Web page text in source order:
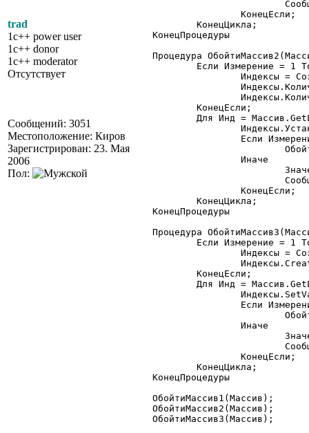
trad
1c++ power user
1c++ donor
1c++ moderator
Отсутствует
Сообщений: 3051
Местоположение: Киров
Зарегистрирован: 23. Мая
2006
Пол:
КонецПроцедуры
Процедура
КонецПроцедуры
Процедура
КонецПроцедуры
ОбойтиМассив1(Массив);
ОбойтиМассив2(Массив);
ОбойтиМассив3(Массив);